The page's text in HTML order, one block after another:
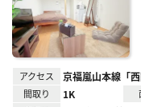
アクセス 京福嵐山本線「
間取り 1K